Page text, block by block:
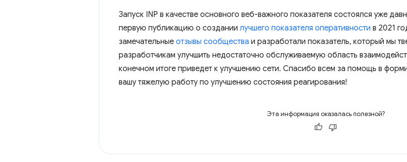
Запуск INP в качестве основного веб-важного показателя состоялся уже
первую публикацию о создании лучшего показателя оперативности в 2021
замечательные отзывы сообщества и разработали показатель, который мы
разработчикам улучшить недостаточно обслуживаемую область
конечном итоге приведет к улучшению сети. Спасибо всем за помощь в
вашу тяжелую работу по улучшению состояния реагирования!
Эта информация оказалась полезной?